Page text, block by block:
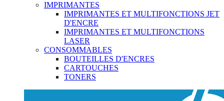
IMPRIMANTES
IMPRIMANTES ET MULTIFONCTIONS JET
D'ENCRE
IMPRIMANTES ET MULTIFONCTIONS
LASER
CONSOMMABLES
BOUTEILLES D'ENCRES
CARTOUCHES
TONERS